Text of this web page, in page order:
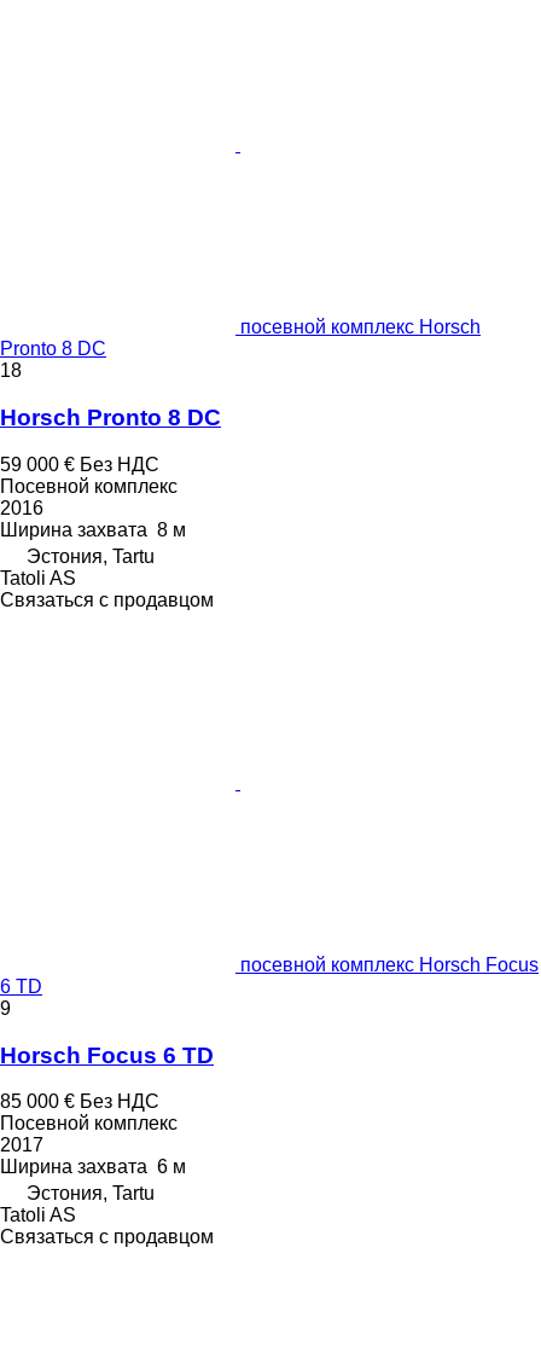
посевной комплекс Horsch
Pronto 8 DC
18
Horsch Pronto 8 DC
59 000 € Без НДС
Посевной комплекс
2016
Ширина захвата 8 м
Эстония, Tartu
Tatoli AS
Связаться с продавцом
посевной комплекс Horsch Focus
6 TD
9
Horsch Focus 6 TD
85 000 € Без НДС
Посевной комплекс
2017
Ширина захвата 6 м
Эстония, Tartu
Tatoli AS
Связаться с продавцом